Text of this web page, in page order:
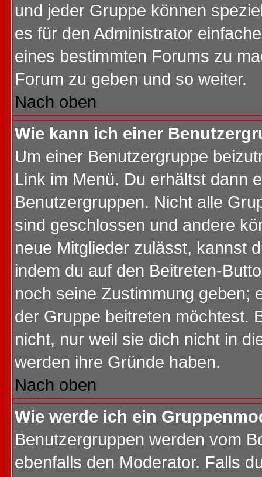
und jeder Gruppe können
es für den Administrator
eines bestimmten Forums zu
Forum zu geben und so weiter.
Nach oben
Wie kann ich einer
Um einer Benutzergruppe
Link im Menü. Du erhältst dann
Benutzergruppen. Nicht alle
sind geschlossen und andere
neue Mitglieder zulässt, kannst
indem du auf den Beitreten-
noch seine Zustimmung geben;
der Gruppe beitreten möchtest.
nicht, nur weil sie dich nicht in
werden ihre Gründe haben.
Nach oben
Wie werde ich ein
Benutzergruppen werden vom
ebenfalls den Moderator. Falls